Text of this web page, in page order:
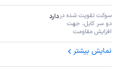
سوکت تقویت شده در
افزایش مقاومت
دارد
نمایش بیشتر